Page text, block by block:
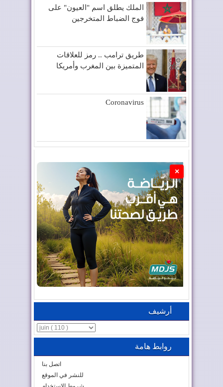
الملك يطلق اسم "العيون" على
فوج الضباط المتخرجين
طريق ترامب .. رمز للعلاقات
المتميزة بين المغرب وأمريكا
Coronavirus
×
أرشيف
روابط هامة
اتصل بنا
للنشر في الموقع